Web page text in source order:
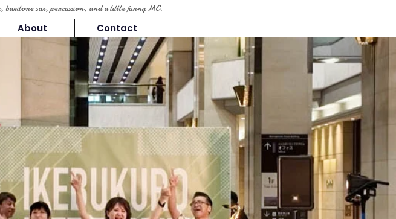
baritone sax, percussion, and a little funny MC.
About Contact